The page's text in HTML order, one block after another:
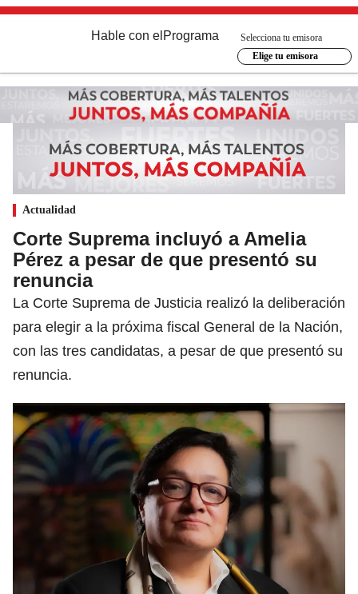
Hable con el Programa
Selecciona tu emisora
Elige tu emisora
Actualidad
Corte Suprema incluyó a Amelia
Pérez a pesar de que presentó su
renuncia
La Corte Suprema de Justicia realizó la deliberación
para elegir a la próxima fiscal General de la Nación,
con las tres candidatas, a pesar de que presentó su
renuncia.